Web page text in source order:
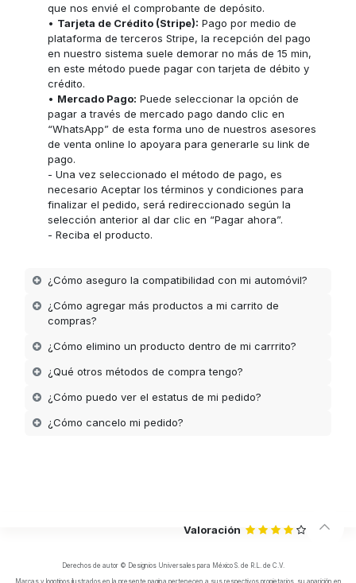
que nos envié el comprobante de depósito.
• Tarjeta de Crédito (Stripe): Pago por medio de
plataforma de terceros Stripe, la recepción del pago
en nuestro sistema suele demorar no más de 15 min,
en este método puede pagar con tarjeta de débito y
crédito.
• Mercado Pago: Puede seleccionar la opción de
pagar a través de mercado pago dando clic en
“WhatsApp” de esta forma uno de nuestros asesores
de venta online lo apoyara para generarle su link de
pago.
- Una vez seleccionado el método de pago, es
necesario Aceptar los términos y condiciones para
finalizar el pedido, será redireccionado según la
selección anterior al dar clic en “Pagar ahora”.
- Reciba el producto.
¿Cómo aseguro la compatibilidad con mi automóvil?
¿Cómo agregar más productos a mi carrito de
compras?
¿Cómo elimino un producto dentro de mi carrrito?
¿Qué otros métodos de compra tengo?
¿Cómo puedo ver el estatus de mi pedido?
¿Cómo cancelo mi pedido?
Valoración
Derechos de autor © Designios Universales para México S. de R.L. de C.V.
Marcas y logotipos ilustrados en la presente pagina pertenecen a sus respectivos propietarios, su aparición en